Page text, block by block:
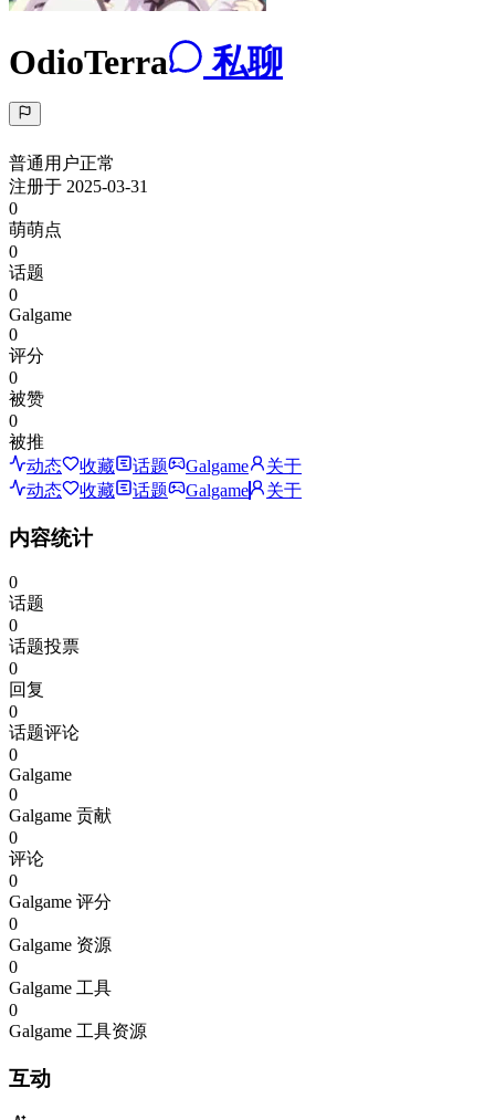
OdioTerra 私聊
普通用户正常
注册于 2025-03-31
0
萌萌点
0
话题
0
Galgame
0
评分
0
被赞
0
被推
动态
收藏 话题 Galgame
关于
动态
收藏 话题 Galgame 关于
内容统计
0
话题
0
话题投票
0
回复
0
话题评论
0
Galgame
0
Galgame 贡献
0
评论
0
Galgame 评分
0
Galgame 资源
0
Galgame 工具
0
Galgame 工具资源
互动